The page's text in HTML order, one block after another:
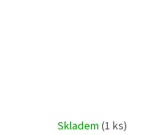
Skladem (1 ks)